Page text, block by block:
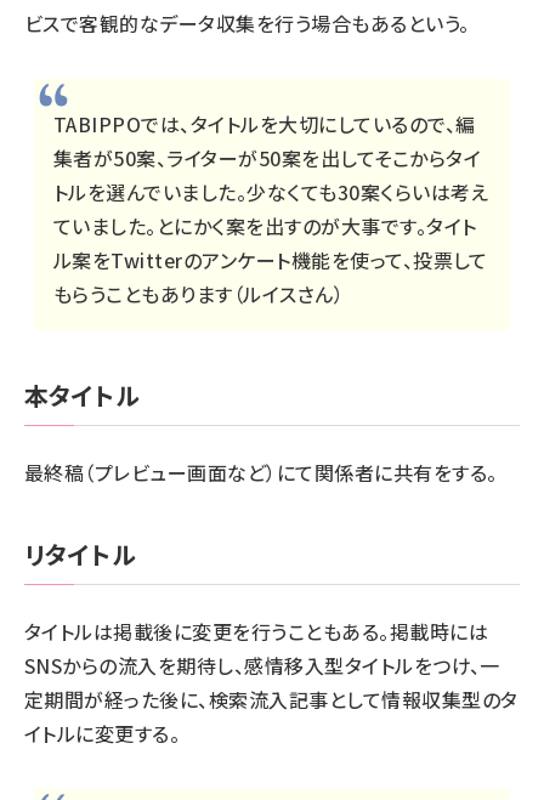
ビスで客観的なデータ収集を行う場合もあるという。
TABIPPOでは、タイトルを大切にしているので、編
集者が50案、ライターが50案を出してそこからタイ
トルを選んでいました。少なくても30案くらいは考え
ていました。とにかく案を出すのが大事です。タイト
ル案をTwitterのアンケート機能を使って、投票して
もらうこともあります（ルイスさん）
本タイトル
最終稿（プレビュー画面など）にて関係者に共有をする。
リタイトル
タイトルは掲載後に変更を行うこともある。掲載時には
SNSからの流入を期待し、感情移入型タイトルをつけ、一
定期間が経った後に、検索流入記事として情報収集型のタ
イトルに変更する。